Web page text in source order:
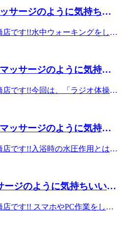
腰筋（股関節の付け根のインナ
引っ張り、前傾させることで引
放置すると、慢性的な腰痛や下
筋力を鍛えることにより腸腰筋
【腸腰筋】を気にかけてみて下
あじさいをクリック！！） ■周
橋徒歩3分】【日本橋高島屋徒
橋口徒歩5分/東京駅八重洲北口
7分】【東海道・山陽新幹線東
【東京メトロ東西線大手町駅東
口へお進み下さい】【東京メト
歩7分/大手町駅B10出口へお進
い】【東京メトロ千代田線大手
B10出口へお進み下さい】【東
口徒歩4分】【東京メトロ半蔵
メトロ銀座線京橋駅より１
いて今回はお伝えしたいと思い
、即効性のエネルギー源にな
す。風邪を引いたり食欲がない
理なく栄養補給が出来ます。体
ずはうどんから食べてみて徐々
…という経験をされた方もいら
か。また、１００ｇあたりのカ
よりも低いため、適量であれば
、見た目にも可愛いうどんの出
をプラスするのもオススメで
どんにトッピングするだけで、
うどんのつゆには多くの塩分
み干す習慣がある方は1日の塩
ため、注意しましょう。・血糖
飲み込んでしまうと、血糖値が
ます。単品での摂取を避け、肉
脂質やタンパク質を一緒に摂る
サージのように気持ちい
前駅すぐ】
店です!!水中ウォーキングをして
、「抵抗」と「水圧」によって
を得られる有酸素運動です。泳
、ダイエットやリハビリに最適
健康維持なら週1回〜、ダイエ
合は週2〜3回が理想的とされて
からのアクセス■【東京メトロ
【コレド日本橋徒歩3分】【日
線東京駅日本橋口徒歩5分/東京
り徒歩5分】【東京メトロ東西
手町駅東改札徒歩7分/大手町駅
口へお進み下さい】【東京メト
線三越前駅A4出口徒歩4分】
ッサージのように気持ち
越前駅すぐ】
店です!!今回は、「ラジオ体操」
間で、全身の筋肉や関節をまん
と言われています。基礎代謝の
き、定期的に続けることで生活
とまった時間が取れない！とい
すが、３分で手軽に運動できる
続けやすいのではないでしょう
と第二の特徴や違いについ
す。～ ラジオ体操第一 ～子供
オススメの基本体操です。ゆっ
た筋肉をほぐし、血流を促すこ
ッサージのように気持ち
越前駅すぐ】
店です!!入浴時の水圧作用とは、
ンパが心臓へ押し戻されるた
のむくみ解消などの効果が期待
までしっかりと入るのがオスス
やリンパ液が、水圧で押し上げ
、むくみ改善に効果がありま
ージのように気持ちいい、
すぐ】
店です!! スマホやPC作業をして
、6月は気圧の変化や日照時間